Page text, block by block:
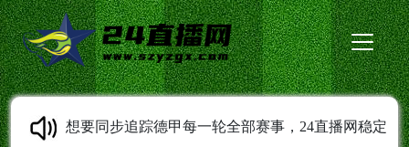
想要同步追踪德甲每一轮全部赛事，24直播网稳定